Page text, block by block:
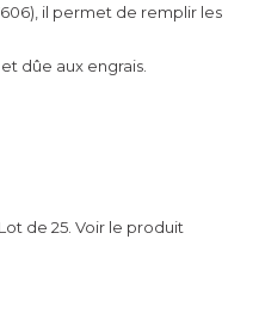
il permet de remplir les
dûe aux engrais.
de 25. Voir le produit